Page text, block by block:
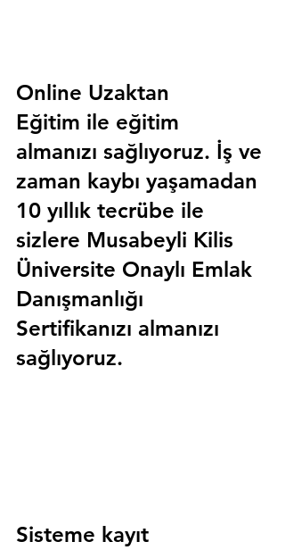
Online Uzaktan
Eğitim ile eğitim
almanızı sağlıyoruz. İş ve
zaman kaybı yaşamadan
10 yıllık tecrübe ile
sizlere Musabeyli Kilis
Üniversite Onaylı Emlak
Danışmanlığı
Sertifikanızı almanızı
sağlıyoruz.
Sisteme kayıt